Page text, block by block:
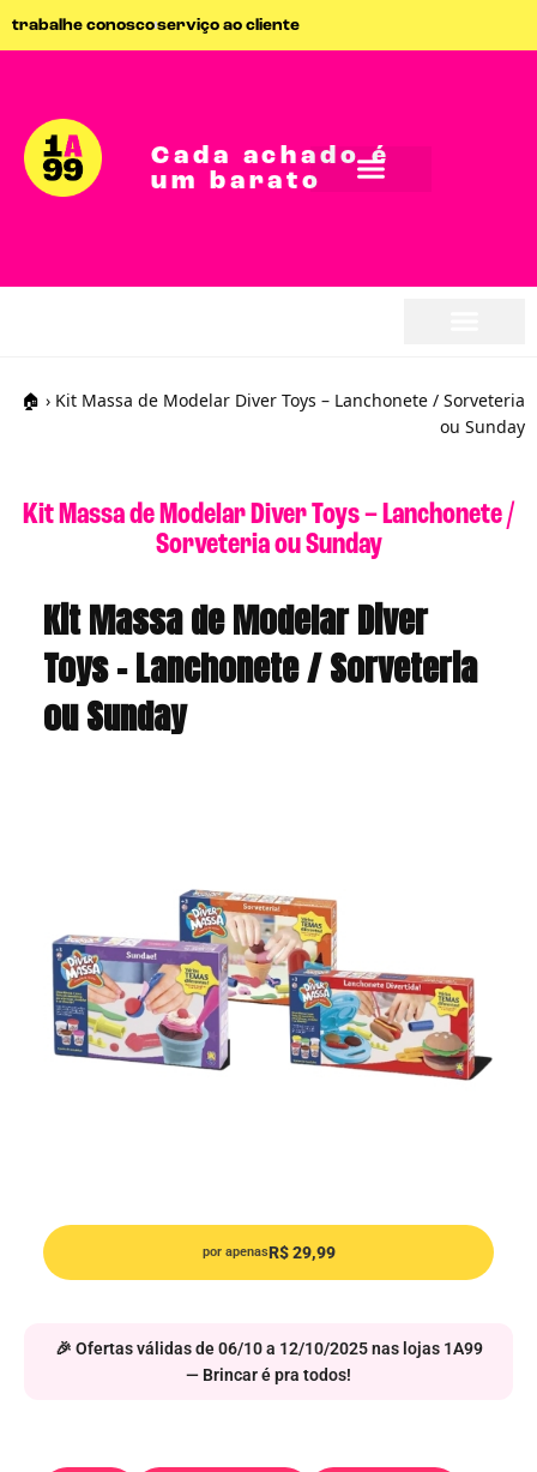
trabalhe conoscoserviço ao cliente
Cada achado é
um barato
🏠 › Kit Massa de Modelar Diver Toys – Lanchonete / Sorveteria
ou Sunday
Kit Massa de Modelar Diver Toys – Lanchonete /
Sorveteria ou Sunday
Kit Massa de Modelar Diver
Toys – Lanchonete / Sorveteria
ou Sunday
por apenasR$ 29,99
🎉 Ofertas válidas de 06/10 a 12/10/2025 nas lojas 1A99
— Brincar é pra todos!